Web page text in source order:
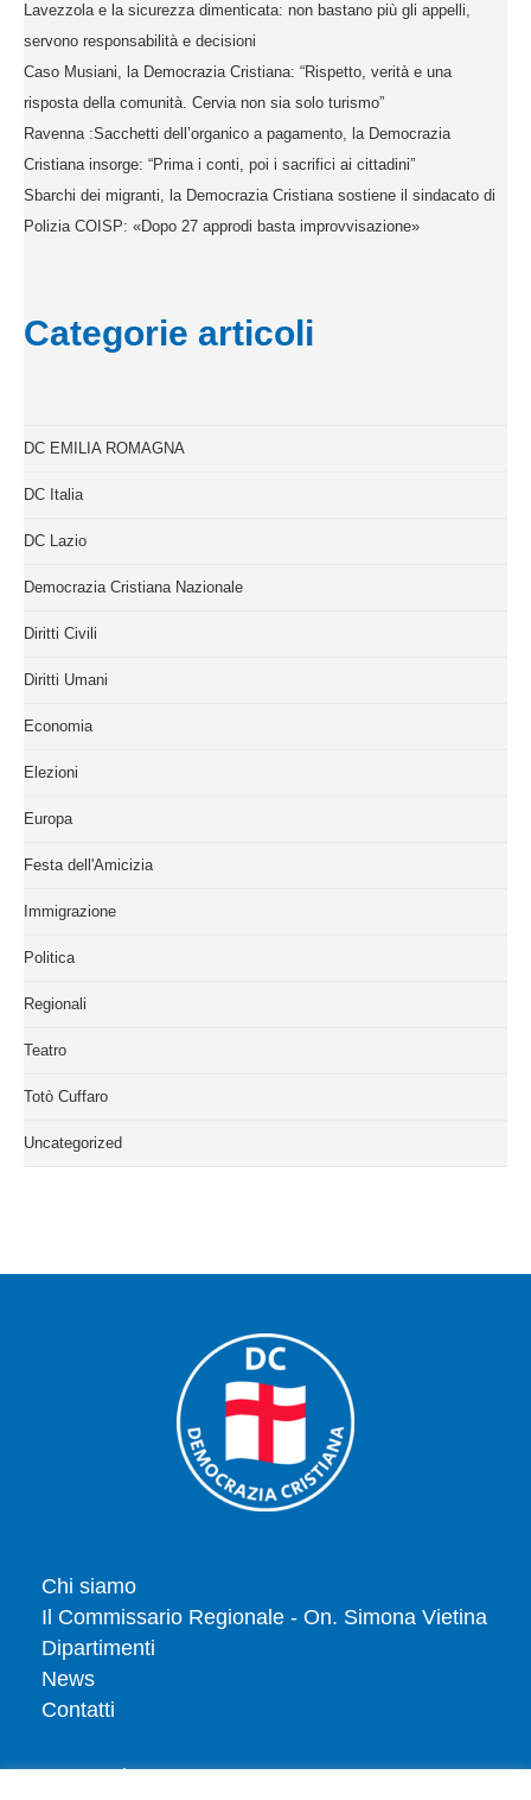
Lavezzola e la sicurezza dimenticata: non bastano più gli appelli,
servono responsabilità e decisioni
Caso Musiani, la Democrazia Cristiana: “Rispetto, verità e una
risposta della comunità. Cervia non sia solo turismo”
Ravenna :Sacchetti dell’organico a pagamento, la Democrazia
Cristiana insorge: “Prima i conti, poi i sacrifici ai cittadini”
Sbarchi dei migranti, la Democrazia Cristiana sostiene il sindacato di
Polizia COISP: «Dopo 27 approdi basta improvvisazione»
Categorie articoli
DC EMILIA ROMAGNA
DC Italia
DC Lazio
Democrazia Cristiana Nazionale
Diritti Civili
Diritti Umani
Economia
Elezioni
Europa
Festa dell'Amicizia
Immigrazione
Politica
Regionali
Teatro
Totò Cuffaro
Uncategorized
Chi siamo
Il Commissario Regionale - On. Simona Vietina
Dipartimenti
News
Contatti
Tesserati